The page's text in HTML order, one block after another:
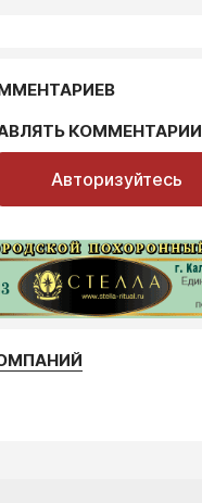
КОММЕНТАРИИ
Авторизуйтесь